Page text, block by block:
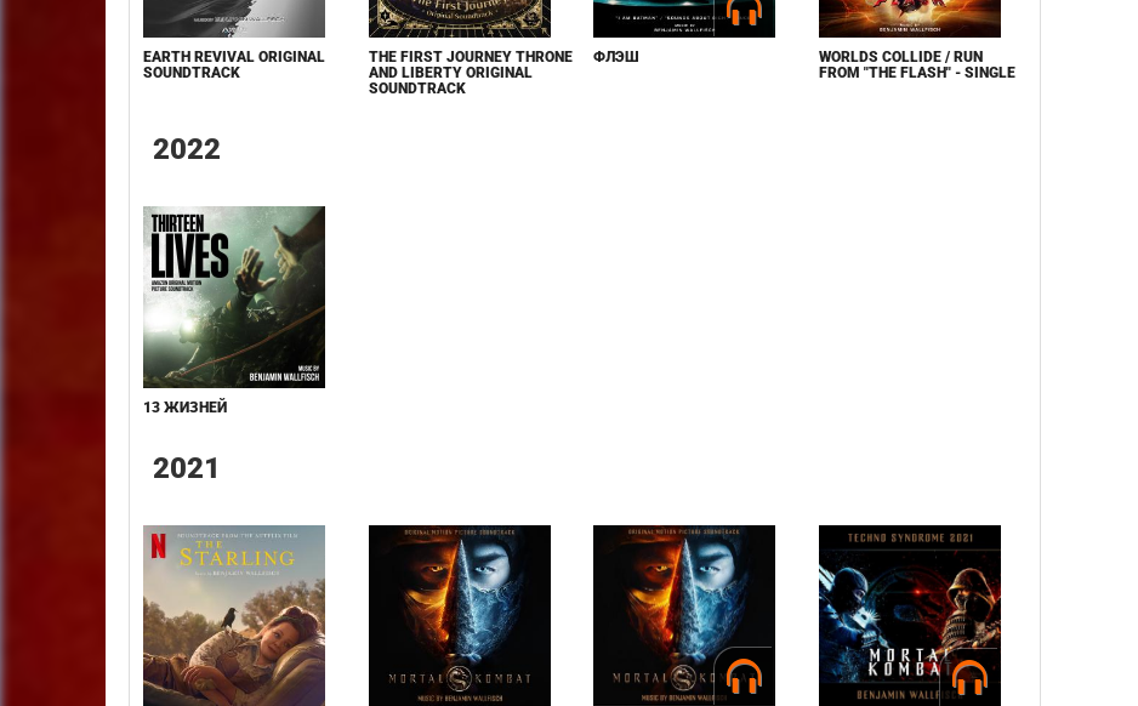
EARTH REVIVAL ORIGINAL
SOUNDTRACK
THE FIRST JOURNEY THRONE
AND LIBERTY ORIGINAL
SOUNDTRACK
ФЛЭШ
WORLDS COLLIDE / RUN
FROM "THE FLASH" - SINGLE
2022
13 ЖИЗНЕЙ
2021